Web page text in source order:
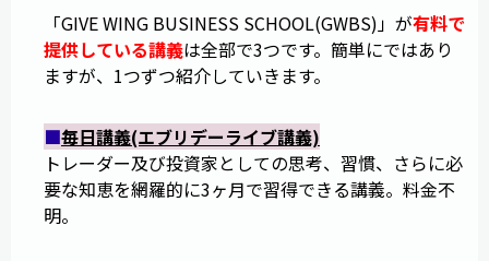
「GIVE WING BUSINESS SCHOOL(GWBS)」が有料で
提供している講義は全部で3つです。簡単にではあり
ますが、1つずつ紹介していきます。
■毎日講義(エブリデーライブ講義)
トレーダー及び投資家としての思考、習慣、さらに必
要な知恵を網羅的に3ヶ月で習得できる講義。料金不
明。